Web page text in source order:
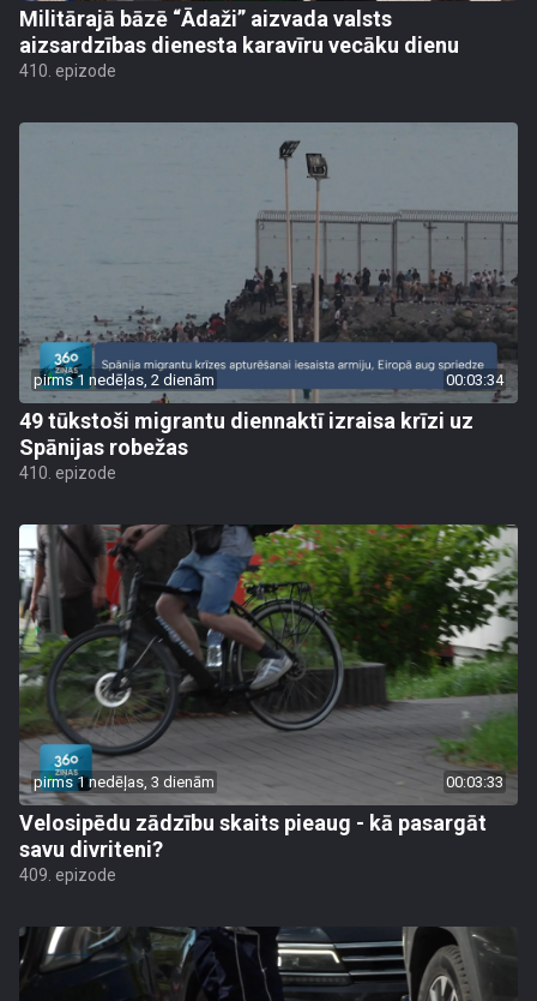
Militārajā bāzē “Ādaži” aizvada valsts
aizsardzības dienesta karavīru vecāku dienu
410. epizode
pirms 1 nedēļas, 2 dienām 00:03:34
49 tūkstoši migrantu diennaktī izraisa krīzi uz
Spānijas robežas
410. epizode
pirms 1 nedēļas, 3 dienām 00:03:33
Velosipēdu zādzību skaits pieaug - kā pasargāt
savu divriteni?
409. epizode